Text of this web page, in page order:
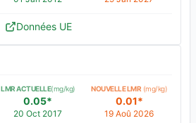
Données UE
LMR ACTUELLE(mg/kg)
0.05*
20 Oct 2017
NOUVELLE LMR (mg/kg)
0.01*
19 Aoû 2026